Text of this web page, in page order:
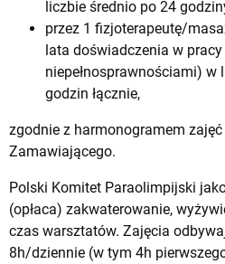
liczbie średnio po 24
przez 1 fizjoterapeutę/
lata doświadczenia w
niepełnosprawnościami) w
godzin łącznie,
zgodnie z harmonogramem
Zamawiającego.
Polski Komitet Paraolimpijski
(opłaca) zakwaterowanie,
czas warsztatów. Zajęcia
8h/dziennie (w tym 4h